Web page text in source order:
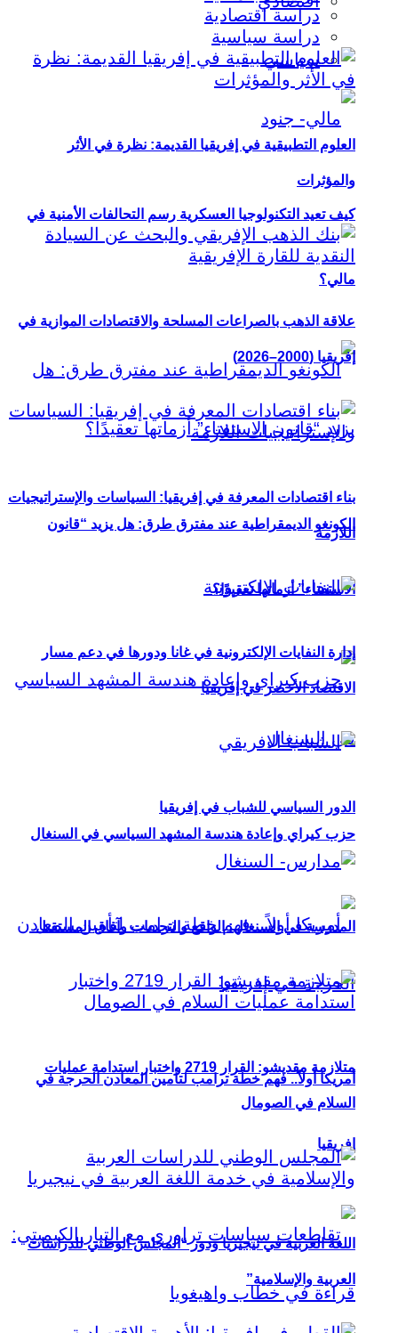
سياسي
كيف تعيد التكنولوجيا العسكرية رسم التحالفات الأمنية في
مالي؟
الكونغو الديمقراطية عند مفترق طرق: هل يزيد “قانون
الاستفتاء” أزماتها تعقيدًا؟
حزب كيراي وإعادة هندسة المشهد السياسي في السنغال
أمريكا أولاً.. فهم خطة ترامب لتأمين المعادن الحرجة في
إفريقيا
دراسة اقتصادية
دراسة سياسية
العلوم التطبيقية في إفريقيا القديمة: نظرة في الأثر
والمؤثرات
علاقة الذهب بالصراعات المسلحة والاقتصادات الموازية في
إفريقيا (2000–2026)
بناء اقتصادات المعرفة في إفريقيا: السياسات والإستراتيجيات
اللازمة
إدارة النفايات الإلكترونية في غانا ودورها في دعم مسار
الاقتصاد الأخضر في إفريقيا
الدور السياسي للشباب في إفريقيا
المدرسة في السنغال: الواقع والتحديات وآفاق المستقبل
متلازمة مقديشو: القرار 2719 واختبار استدامة عمليات
السلام في الصومال
اللغة العربية في نيجيريا ودور “المجلس الوطني للدراسات
العربية والإسلامية”